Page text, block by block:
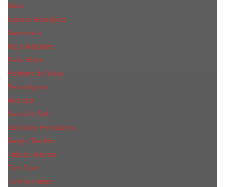
Mexx
Narciso Rodriguez
Nasomatto
Paco Rabanne
Paris Hilton
Parfums de Marly
Penhaligon​'s
RicHarD
Salvador Dali
Salvatore Ferragamo
Sergio Tacchini
Tiziana Terenzi
Tom Ford
Tommy Hilfiger